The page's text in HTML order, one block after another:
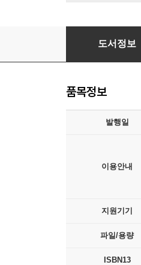
일요일의 놀이공원
도서정보
품목정보
발행일
이용안내
지원기기
파일/용량
ISBN13